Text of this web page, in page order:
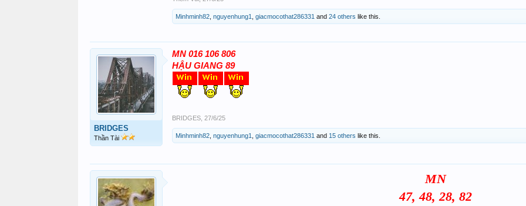
Minhminh82 nguyenhung1 giacmocothat286331 and 24 others like this.
BRIDGES
Thần Tài
MN 016 106 806
HẬU GIANG 89
BRIDGES 27/6/25
Minhminh82 nguyenhung1 giacmocothat286331 and 15 others like this.
MN
47, 48, 28, 82